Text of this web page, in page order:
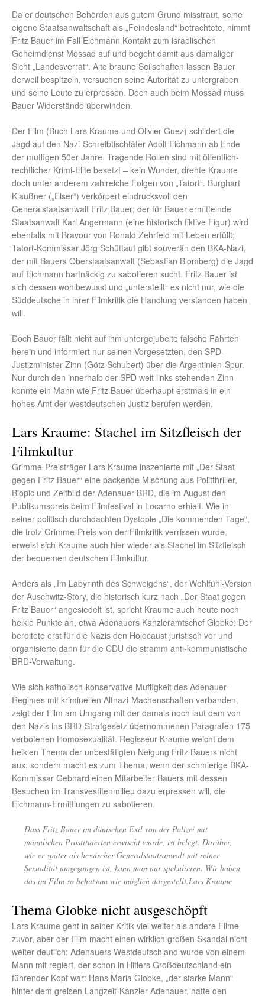
Da er deutschen Behörden aus gutem Grund misstraut, seine
eigene Staatsanwaltschaft als „Feindesland“ betrachtete, nimmt
Fritz Bauer im Fall Eichmann Kontakt zum israelischen
Geheimdienst Mossad auf und begeht damit aus damaliger
Sicht „Landesverrat“. Alte braune Seilschaften lassen Bauer
derweil bespitzeln, versuchen seine Autorität zu untergraben
und seine Leute zu erpressen. Doch auch beim Mossad muss
Bauer Widerstände überwinden.
Der Film (Buch Lars Kraume und Olivier Guez) schildert die
Jagd auf den Nazi-Schreibtischtäter Adolf Eichmann ab Ende
der muffigen 50er Jahre. Tragende Rollen sind mit öffentlich-
rechtlicher Krimi-Elite besetzt – kein Wunder, drehte Kraume
doch unter anderem zahlreiche Folgen von „Tatort“. Burghart
Klaußner („Elser“) verkörpert eindrucksvoll den
Generalstaatsanwalt Fritz Bauer; der für Bauer ermittelnde
Staatsanwalt Karl Angermann (eine historisch fiktive Figur) wird
ebenfalls mit Bravour von Ronald Zehrfeld mit Leben erfüllt;
Tatort-Kommissar Jörg Schüttauf gibt souverän den BKA-Nazi,
der mit Bauers Oberstaatsanwalt (Sebastian Blomberg) die Jagd
auf Eichmann hartnäckig zu sabotieren sucht. Fritz Bauer ist
sich dessen wohlbewusst und „unterstellt“ es nicht nur, wie die
Süddeutsche in ihrer Filmkritik die Handlung verstanden haben
will.
Doch Bauer fällt nicht auf ihm untergejubelte falsche Fährten
herein und informiert nur seinen Vorgesetzten, den SPD-
Justizminister Zinn (Götz Schubert) über die Argentinien-Spur.
Nur durch den innerhalb der SPD weit links stehenden Zinn
konnte ein Mann wie Fritz Bauer überhaupt erstmals in ein
hohes Amt der westdeutschen Justiz berufen werden.
Lars Kraume: Stachel im Sitzfleisch der
Filmkultur
Grimme-Preisträger Lars Kraume inszenierte mit „Der Staat
gegen Fritz Bauer“ eine packende Mischung aus Politthriller,
Biopic und Zeitbild der Adenauer-BRD, die im August den
Publikumspreis beim Filmfestival in Locarno erhielt. Wie in
seiner politisch durchdachten Dystopie „Die kommenden Tage“,
die trotz Grimme-Preis von der Filmkritik verrissen wurde,
erweist sich Kraume auch hier wieder als Stachel im Sitzfleisch
der bequemen deutschen Filmkultur.
Anders als „Im Labyrinth des Schweigens“, der Wohlfühl-Version
der Auschwitz-Story, die historisch kurz nach „Der Staat gegen
Fritz Bauer“ angesiedelt ist, spricht Kraume auch heute noch
heikle Punkte an, etwa Adenauers Kanzleramtschef Globke: Der
bereitete erst für die Nazis den Holocaust juristisch vor und
organisierte dann für die CDU die stramm anti-kommunistische
BRD-Verwaltung.
Wie sich katholisch-konservative Muffigkeit des Adenauer-
Regimes mit kriminellen Altnazi-Machenschaften verbanden,
zeigt der Film am Umgang mit der damals noch laut dem von
den Nazis ins BRD-Strafgesetz übernommenen Paragrafen 175
verbotenen Homosexualität. Regisseur Kraume weicht dem
heiklen Thema der unbestätigten Neigung Fritz Bauers nicht
aus, sondern macht es zum Thema, wenn der schmierige BKA-
Kommissar Gebhard einen Mitarbeiter Bauers mit dessen
Besuchen im Transvestitenmilieu dazu erpressen will, die
Eichmann-Ermittlungen zu sabotieren.
Dass Fritz Bauer im dänischen Exil von der Polizei mit
männlichen Prostituierten erwischt wurde, ist belegt. Darüber,
wie er später als hessischer Generalstaatsanwalt mit seiner
Sexualität umgegangen ist, kann man nur spekulieren. Wir haben
das im Film so behutsam wie möglich dargestellt.Lars Kraume
Thema Globke nicht ausgeschöpft
Lars Kraume geht in seiner Kritik viel weiter als andere Filme
zuvor, aber der Film macht einen wirklich großen Skandal nicht
weiter deutlich: Adenauers Westdeutschland wurde von einem
Mann mit regiert, der schon in Hitlers Großdeutschland ein
führender Kopf war: Hans Maria Globke, „der starke Mann“
hinter dem greisen Langzeit-Kanzler Adenauer, hatte den